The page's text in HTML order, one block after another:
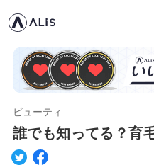
ビューティ
誰でも知ってる？育